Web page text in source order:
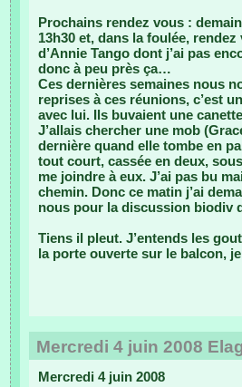
Prochains rendez vous :
13h30 et, dans la foulée,
d’Annie Tango dont j’ai pas
donc à peu près ça…
Ces dernières semaines nous
reprises à ces réunions, c’est
avec lui. Ils buvaient une
J’allais chercher une mob
dernière quand elle tombe en
tout court, cassée en deux,
me joindre à eux. J’ai pas bu
chemin. Donc ce matin j’ai
nous pour la discussion biodiv
Tiens il pleut. J’entends les
la porte ouverte sur le balcon,
Mercredi 4 juin 2008
Mercredi 4 juin 2008